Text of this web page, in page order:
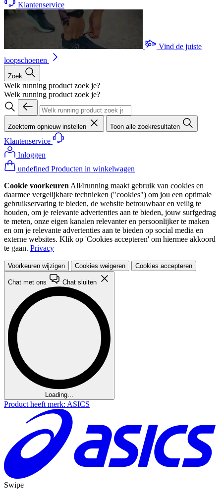
Klantenservice
Vind de juiste
loopschoenen
Zoek
Welk running product zoek je?
Welk running product zoek je?
Zoekterm opnieuw instellen Toon alle zoekresultaten
Klantenservice
Inloggen
undefined Producten in winkelwagen
Cookie voorkeuren All4running maakt gebruik van cookies en
daarmee vergelijkbare technieken ("cookies") om jou een optimale
gebruikservaring te bieden, de website betrouwbaar en veilig te
houden, om je relevante advertenties aan te bieden, jouw surfgedrag
te meten, onze eigen kanalen relevanter en persoonlijker te maken
en om je relevante advertenties aan te bieden op social media en
externe websites. Klik op 'Cookies accepteren' om hiermee akkoord
te gaan. Privacy
Voorkeuren wijzigen Cookies weigeren Cookies accepteren
Chat met ons Chat sluiten
Loading...
Product heeft merk: ASICS
Swipe